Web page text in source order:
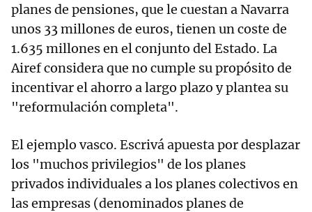
planes de pensiones, que le cuestan a Navarra
unos 33 millones de euros, tienen un coste de
1.635 millones en el conjunto del Estado. La
Airef considera que no cumple su propósito de
incentivar el ahorro a largo plazo y plantea su
"reformulación completa".
El ejemplo vasco. Escrivá apuesta por desplazar
los "muchos privilegios" de los planes
privados individuales a los planes colectivos en
las empresas (denominados planes de